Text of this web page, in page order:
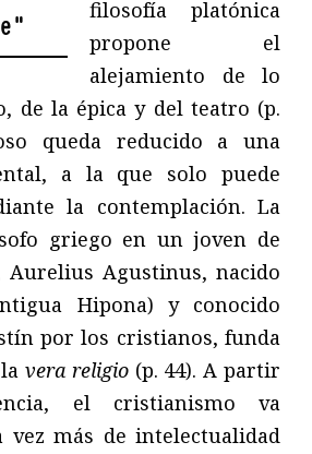
"
filosofía platónica
propone el
alejamiento de lo
de la épica y del teatro (p.
queda reducido a una
a la que solo puede
la contemplación. La
griego en un joven de
Aurelius Agustinus, nacido
Hipona) y conocido
por los cristianos, funda
lavera religio(p. 44). A partir
el cristianismo va
vez más de intelectualidad